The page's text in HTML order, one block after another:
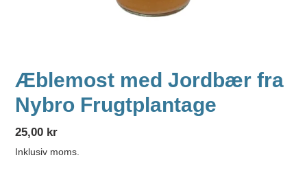
Æblemost med Jordbær fra
Nybro Frugtplantage
Normalpris
25,00 kr
Inklusiv moms.